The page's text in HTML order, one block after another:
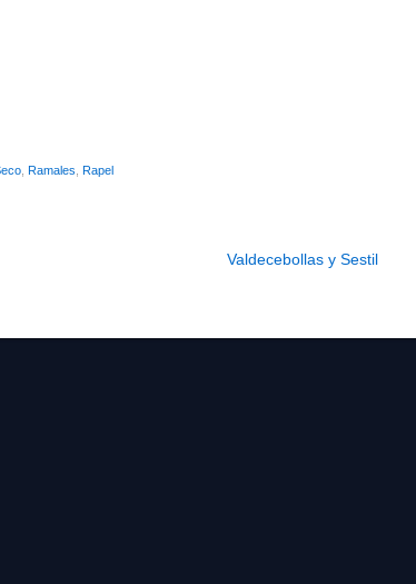
Ramales Rapel
Valdecebollas y Sestil